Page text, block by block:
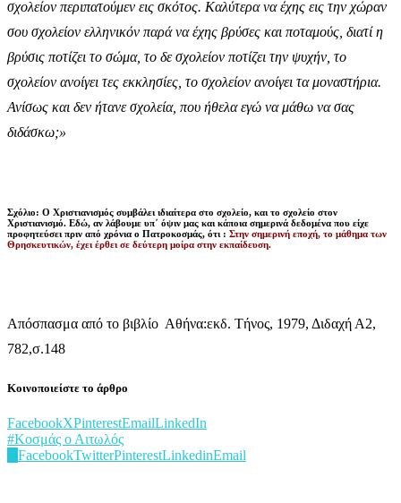
σχολείον περιπατούμεν εις σκότος. Καλύτερα να έχης εις την χώραν
σου σχολείον ελληνικόν παρά να έχης βρύσες και ποταμούς, διατί η
βρύσις ποτίζει το σώμα, το δε σχολείον ποτίζει την ψυχήν, το
σχολείον ανοίγει τες εκκλησίες, το σχολείον ανοίγει τα μοναστήρια.
Ανίσως και δεν ήτανε σχολεία, που ήθελα εγώ να μάθω να σας
διδάσκω;»
Σχόλιο: Ο Χριστιανισμός συμβάλει ιδιαίτερα στο σχολείο, και το σχολείο στον
Χριστιανισμό. Εδώ, αν λάβουμε υπ΄ όψιν μας και κάποια σημερινά δεδομένα που είχε
προφητεύσει πριν από χρόνια ο Πατροκοσμάς, ότι : Στην σημερινή εποχή, το μάθημα των
Θρησκευτικών, έχει έρθει σε δεύτερη μοίρα στην εκπαίδευση.
Απόσπασμα από το βιβλίο Αθήνα:εκδ. Τήνος, 1979, Διδαχή Α2,
782,σ.148
Κοινοποιείστε το άρθρο
FacebookXPinterestEmailLinkedIn
#Κοσμάς ο Αιτωλός
FacebookTwitterPinterestLinkedinEmail